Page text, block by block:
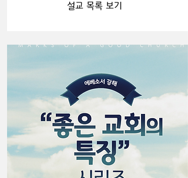
설교 목록 보기